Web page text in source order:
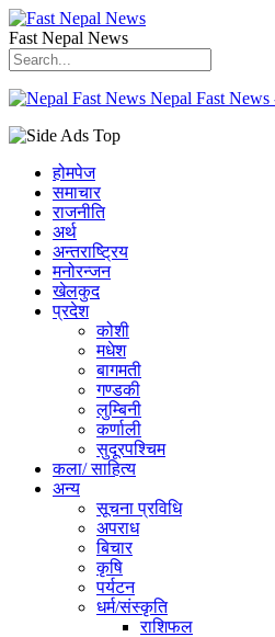
Fast Nepal News
Nepal Fast News
होमपेज
समाचार
राजनीति
अर्थ
अन्तराष्ट्रिय
मनोरन्जन
खेलकुद
प्रदेश
कोशी
मधेश
बागमती
गण्डकी
लुम्बिनी
कर्णाली
सुदूरपश्चिम
कला/ साहित्य
अन्य
सूचना प्रविधि
अपराध
बिचार
कृषि
पर्यटन
धर्म/संस्कृति
राशिफल